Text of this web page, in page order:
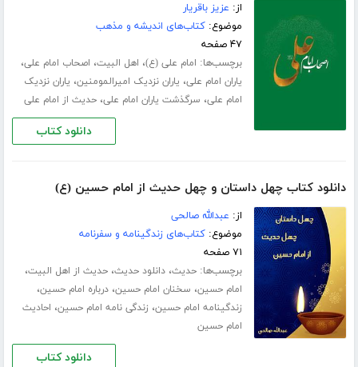
از: عزیز باقریار
موضوع:کتاب‌های اندیشه و مذهب
۴۷ صفحه
برچسب‌ها: امام علی (ع)، اهل البیت، اصحاب امام علی،
یاران امام علی، یاران نزدیک امیرالمومنین، یاران نزدیک
امام علی، سرگذشت یاران امام علی،حدیث از امام علی
دانلود کتاب
دانلود کتاب چهل داستان و چهل حدیث از امام حسین (ع)
از: عبدالله صالحی
موضوع:کتاب‌های زندگینامه و سفرنامه
۷۱ صفحه
برچسب‌ها:حدیث،دانلود حدیث،حدیث از اهل البیت،
امام حسین، سخنان امام حسین،درباره امام حسین،
زندگینامه امام حسین، زندگی نامه امام حسین، احادیث
امام حسین
دانلود کتاب